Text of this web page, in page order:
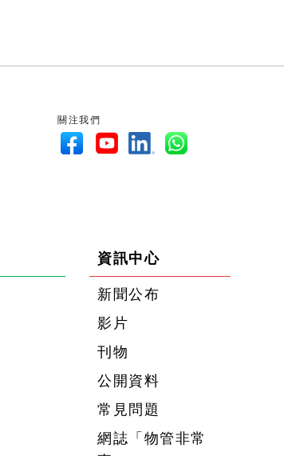
關注我們
資訊中心
新聞公布
影片
刊物
公開資料
常見問題
網誌「物管非常